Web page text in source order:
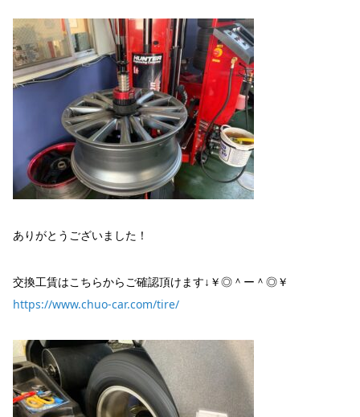
ありがとうございました！
交換工賃はこちらからご確認頂けます↓￥◎＾ー＾◎￥
https://www.chuo-car.com/tire/